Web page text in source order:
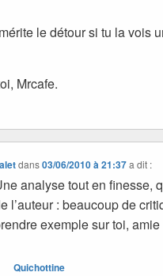
le détour si tu la vois
Mrcafe.
dans03/06/2010 à 21:37 a dit :
analyse tout en finesse,
l’auteur : beaucoup de
exemple sur toi, amie
Quichottine